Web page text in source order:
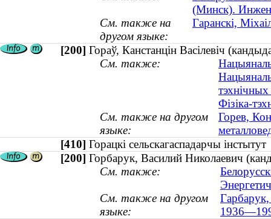
(Минск).
См. также на
другом языке:
Гаранскі,
[200] Гораў, Канстанцін Васілевіч
См. также:
Фізіка-
См. также на другом
языке:
Горев,
[410] Горацкі сельскагаспадарчы
[200] Горбарук, Василий Николаевич
См. также:
См. также на другом
языке:
Гарбарук,